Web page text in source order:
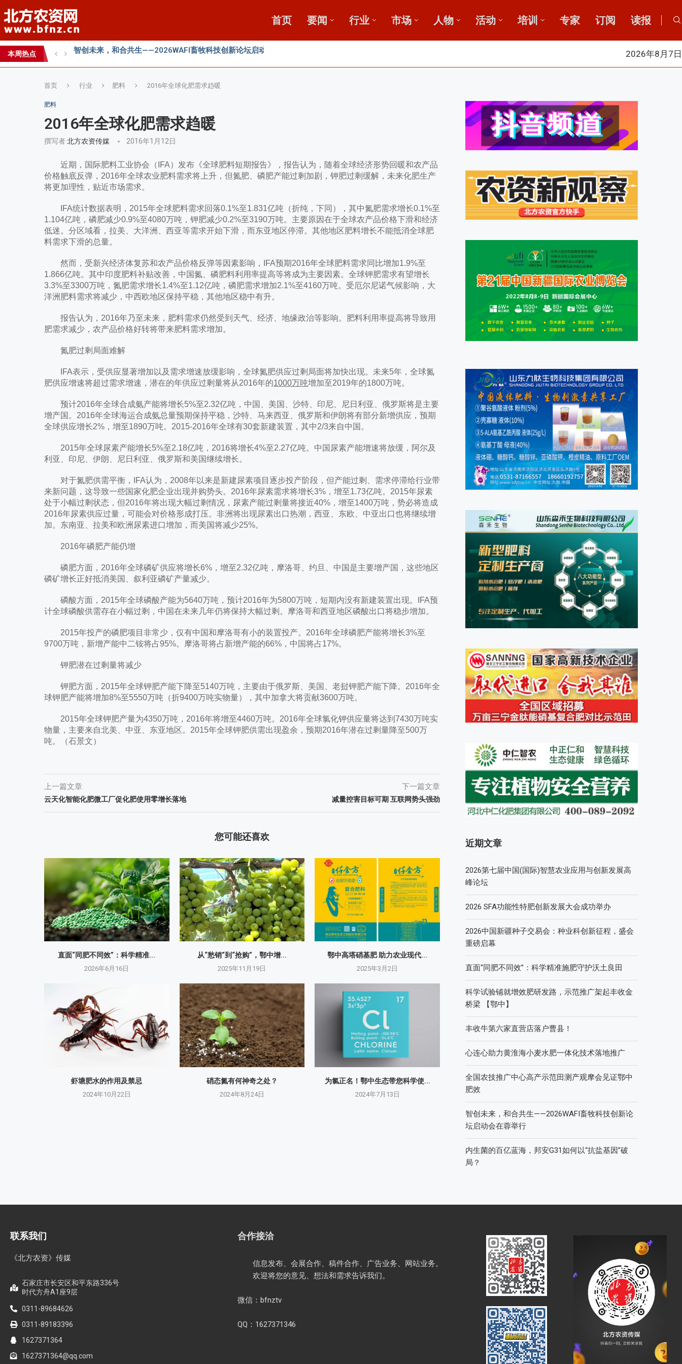
首页 要闻 行业 市场 人物 活动 培训 专家 订阅 读报
本周热点
2026第七届中国(国际)智慧农业应用与创新发展高峰论坛
2026 SFA功能性特肥创新发展大会成功举办
2026年8月7日
首页 行业 肥料 2016年全球化肥需求趋暖
肥料
2016年全球化肥需求趋暖
撰写者北方农资传媒 2016年1月12日
近期，国际肥料工业协会（IFA）发布《全球肥料短期报告》，报告认为，随着全球经济形势回暖和农产品
价格触底反弹，2016年全球农业肥料需求将上升，但氮肥、磷肥产能过剩加剧，钾肥过剩缓解，未来化肥生产
将更加理性，贴近市场需求。
IFA统计数据表明，2015年全球肥料需求回落0.1%至1.831亿吨（折纯，下同），其中氮肥需求增长0.1%至
1.104亿吨，磷肥减少0.9%至4080万吨，钾肥减少0.2%至3190万吨。主要原因在于全球农产品价格下滑和经济
低迷。分区域看，拉美、大洋洲、西亚等需求开始下滑，而东亚地区停滞。其他地区肥料增长不能抵消全球肥
料需求下滑的总量。
然而，受新兴经济体复苏和农产品价格反弹等因素影响，IFA预期2016年全球肥料需求同比增加1.9%至
1.866亿吨。其中印度肥料补贴改善，中国氮、磷肥料利用率提高等将成为主要因素。全球钾肥需求有望增长
3.3%至3300万吨，氮肥需求增长1.4%至1.12亿吨，磷肥需求增加2.1%至4160万吨。受厄尔尼诺气候影响，大
洋洲肥料需求将减少，中西欧地区保持平稳，其他地区稳中有升。
报告认为，2016年乃至未来，肥料需求仍然受到天气、经济、地缘政治等影响。肥料利用率提高将导致用
肥需求减少，农产品价格好转将带来肥料需求增加。
氮肥过剩局面难解
IFA表示，受供应显著增加以及需求增速放缓影响，全球氮肥供应过剩局面将加快出现。未来5年，全球氮
肥供应增速将超过需求增速，潜在的年供应过剩量将从2016年的1000万吨增加至2019年的1800万吨。
预计2016年全球合成氨产能将增长5%至2.32亿吨，中国、美国、沙特、印尼、尼日利亚、俄罗斯将是主要
增产国。2016年全球海运合成氨总量预期保持平稳，沙特、马来西亚、俄罗斯和伊朗将有部分新增供应，预期
全球供应增长2%，增至1890万吨。2015-2016年全球有30套新建装置，其中2/3来自中国。
2015年全球尿素产能增长5%至2.18亿吨，2016将增长4%至2.27亿吨。中国尿素产能增速将放缓，阿尔及
利亚、印尼、伊朗、尼日利亚、俄罗斯和美国继续增长。
对于氮肥供需平衡，IFA认为，2008年以来是新建尿素项目逐步投产阶段，但产能过剩、需求停滞给行业带
来新问题，这导致一些国家化肥企业出现并购势头。2016年尿素需求将增长3%，增至1.73亿吨。2015年尿素
处于小幅过剩状态，但2016年将出现大幅过剩情况，尿素产能过剩量将接近40%，增至1400万吨，势必将造成
2016年尿素供应过量，可能会对价格形成打压。非洲将出现尿素出口热潮，西亚、东欧、中亚出口也将继续增
加。东南亚、拉美和欧洲尿素进口增加，而美国将减少25%。
2016年磷肥产能仍增
磷肥方面，2016年全球磷矿供应将增长6%，增至2.32亿吨，摩洛哥、约旦、中国是主要增产国，这些地区
磷矿增长正好抵消美国、叙利亚磷矿产量减少。
磷酸方面，2015年全球磷酸产能为5640万吨，预计2016年为5800万吨，短期内没有新建装置出现。IFA预
计全球磷酸供需存在小幅过剩，中国在未来几年仍将保持大幅过剩。摩洛哥和西亚地区磷酸出口将稳步增加。
2015年投产的磷肥项目非常少，仅有中国和摩洛哥有小的装置投产。2016年全球磷肥产能将增长3%至
9700万吨，新增产能中二铵将占95%。摩洛哥将占新增产能的66%，中国将占17%。
钾肥潜在过剩量将减少
钾肥方面，2015年全球钾肥产能下降至5140万吨，主要由于俄罗斯、美国、老挝钾肥产能下降。2016年全
球钾肥产能将增加8%至5550万吨（折9400万吨实物量），其中加拿大将贡献3600万吨。
2015年全球钾肥产量为4350万吨，2016年将增至4460万吨。2016年全球氯化钾供应量将达到7430万吨实
物量，主要来自北美、中亚、东亚地区。2015年全球钾肥供需出现盈余，预期2016年潜在过剩量降至500万
吨。（石景文）
上一篇文章
云天化智能化肥微工厂促化肥使用零增长落地
下一篇文章
减量控害目标可期 互联网势头强劲
您可能还喜欢
直面“同肥不同效”：科学精准...
2026年6月16日
从“愁销”到“抢购”，鄂中增...
2025年11月19日
鄂中高塔硝基肥 助力农业现代...
2025年3月2日
虾塘肥水的作用及禁忌
2024年10月22日
硝态氮有何神奇之处？
2024年8月24日
为氯正名！鄂中生态带您科学使...
2024年7月13日
近期文章
2026第七届中国(国际)智慧农业应用与创新发展高
峰论坛
2026 SFA功能性特肥创新发展大会成功举办
2026中国新疆种子交易会：种业科创新征程，盛会
重磅启幕
直面“同肥不同效”：科学精准施肥守护沃土良田
科学试验铺就增效肥研发路，示范推广架起丰收金
桥梁 【鄂中】
丰收牛第六家直营店落户曹县！
心连心助力黄淮海小麦水肥一体化技术落地推广
全国农技推广中心高产示范田测产观摩会见证鄂中
肥效
智创未来，和合共生——2026WAFI畜牧科技创新论
坛启动会在蓉举行
内生菌的百亿蓝海，邦安G31如何以“抗盐基因”破
局？
联系我们
《北方农资》传媒
石家庄市长安区和平东路336号
时代方舟A1座9层
0311-89684626
0311-89183396
1627371364
1627371364@qq.com
合作接洽
信息发布、会展合作、稿件合作、广告业务、网站业务。
欢迎将您的意见、想法和需求告诉我们。
微信：bfnztv
QQ：1627371346